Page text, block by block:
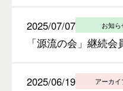
2025/07/07 お知ら
「源流の会」継続会
2025/06/19 アーカイ